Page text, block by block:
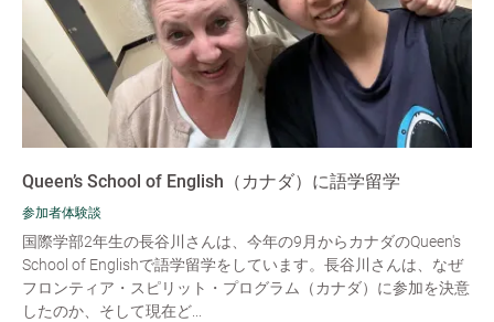
Queen’s School of English（カナダ）に語学留学
参加者体験談
国際学部2年生の長谷川さんは、今年の9月からカナダのQueen's
School of Englishで語学留学をしています。長谷川さんは、なぜ
フロンティア・スピリット・プログラム（カナダ）に参加を決意
したのか、そして現在ど...